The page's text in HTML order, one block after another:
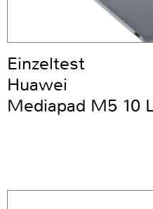
Einzeltest
Huawei
Mediapad M5 10